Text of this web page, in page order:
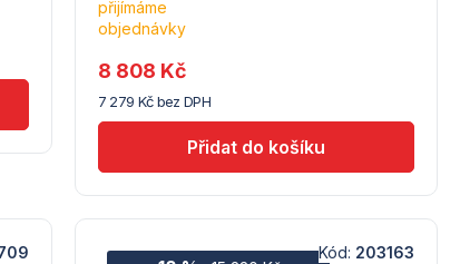
5
hvězdiček.
přijímáme
objednávky
7 279 Kč bez DPH
8 808 Kč
Kód: 203163